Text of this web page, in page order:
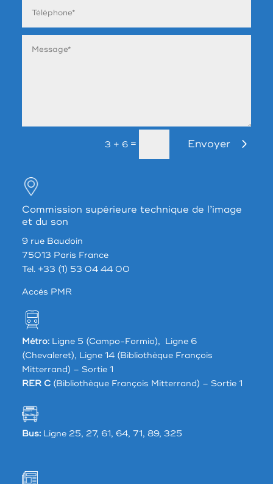
3 + 6 = Envoyer
Commission supérieure technique de l’image
et du son
9 rue Baudoin
75013 Paris France
Tel. +33 (1) 53 04 44 00
Accés PMR
Métro:Ligne 5 (Campo-Formio), Ligne 6
(Chevaleret), Ligne 14 (Bibliothèque François
Mitterrand) – Sortie 1
RER C(Bibliothèque François Mitterrand) – Sortie 1
Bus:Ligne 25, 27, 61, 64, 71, 89, 325